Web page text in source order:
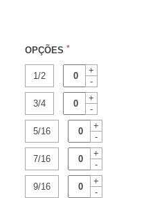
OPÇÕES *
1/2
+
-
3/4
+
-
5/16
+
-
7/16
+
-
9/16
+
-